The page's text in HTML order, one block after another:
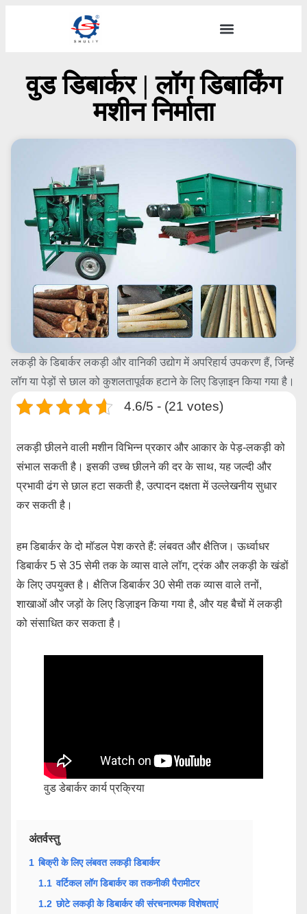
वुड डिबार्कर | लॉग डिबार्किंग
मशीन निर्माता
लकड़ी के डिबार्कर लकड़ी और वानिकी उद्योग में अपरिहार्य उपकरण हैं, जिन्हें
लॉग या पेड़ों से छाल को कुशलतापूर्वक हटाने के लिए डिज़ाइन किया गया है।
4.6/5 - (21 votes)
लकड़ी छीलने वाली मशीन विभिन्न प्रकार और आकार के पेड़-लकड़ी को
संभाल सकती है। इसकी उच्च छीलने की दर के साथ, यह जल्दी और
प्रभावी ढंग से छाल हटा सकती है, उत्पादन दक्षता में उल्लेखनीय सुधार
कर सकती है।
हम डिबार्कर के दो मॉडल पेश करते हैं: लंबवत और क्षैतिज। ऊर्ध्वाधर
डिबार्कर 5 से 35 सेमी तक के व्यास वाले लॉग, ट्रंक और लकड़ी के खंडों
के लिए उपयुक्त है। क्षैतिज डिबार्कर 30 सेमी तक व्यास वाले तनों,
शाखाओं और जड़ों के लिए डिज़ाइन किया गया है, और यह बैचों में लकड़ी
को संसाधित कर सकता है।
वुड डेबार्कर कार्य प्रक्रिया
अंतर्वस्तु
1 बिक्री के लिए लंबवत लकड़ी डिबार्कर
1.1 वर्टिकल लॉग डिबार्कर का तकनीकी पैरामीटर
1.2 छोटे लकड़ी के डिबार्कर की संरचनात्मक विशेषताएं